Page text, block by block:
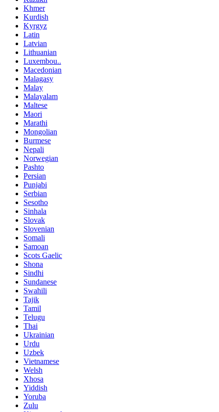
Khmer
Kurdish
Kyrgyz
Latin
Latvian
Lithuanian
Luxembou..
Macedonian
Malagasy
Malay
Malayalam
Maltese
Maori
Marathi
Mongolian
Burmese
Nepali
Norwegian
Pashto
Persian
Punjabi
Serbian
Sesotho
Sinhala
Slovak
Slovenian
Somali
Samoan
Scots Gaelic
Shona
Sindhi
Sundanese
Swahili
Tajik
Tamil
Telugu
Thai
Ukrainian
Urdu
Uzbek
Vietnamese
Welsh
Xhosa
Yiddish
Yoruba
Zulu